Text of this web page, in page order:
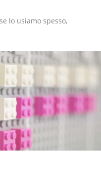
lo usiamo spesso,